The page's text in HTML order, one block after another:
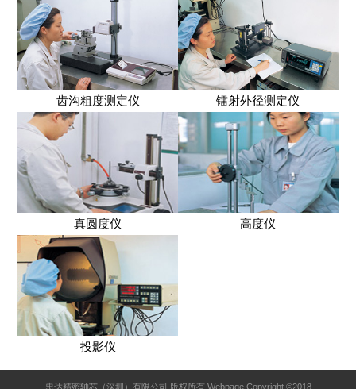
齿沟粗度测定仪 镭射外径测定仪
真圆度仪 高度仪
投影仪
忠达精密轴芯（深圳）有限公司 版权所有 Webpage Copyright ©2018